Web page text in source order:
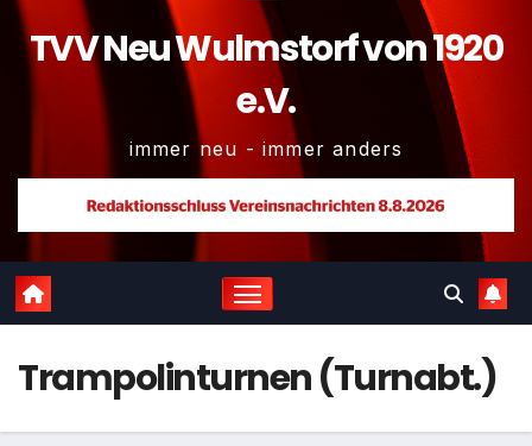
TVV Neu Wulmstorf von 1920
e.V.
immer neu - immer anders
Trampolinturnen (Turnabt.)